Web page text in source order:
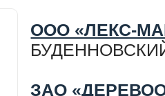
ООО «ЛЕКС-
ЗАО